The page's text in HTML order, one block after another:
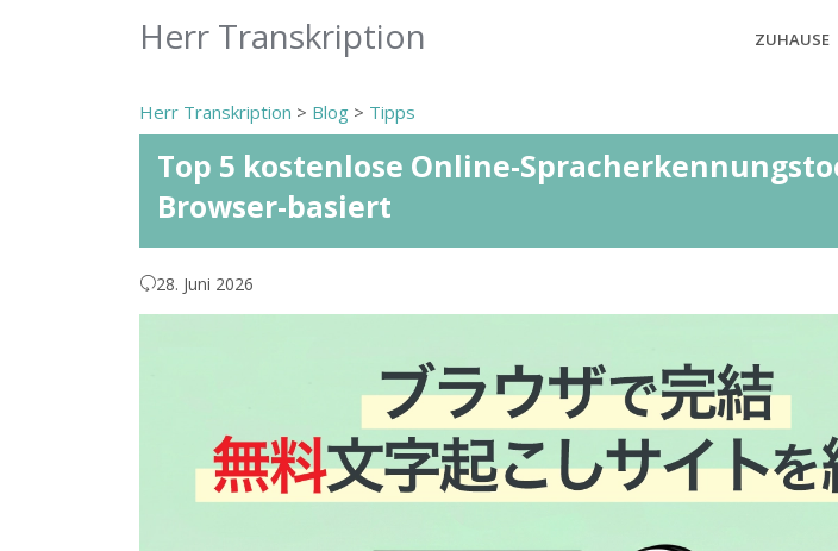
Herr Transkription ZUHAUSE
Herr Transkription > Blog > Tipps
Top 5 kostenlose Online-
Browser-basiert
28. Juni 2026